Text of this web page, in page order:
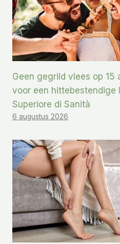
Geen gegrild vlees op 15
voor een hittebestendige
Superiore di Sanità
6 augustus 2026